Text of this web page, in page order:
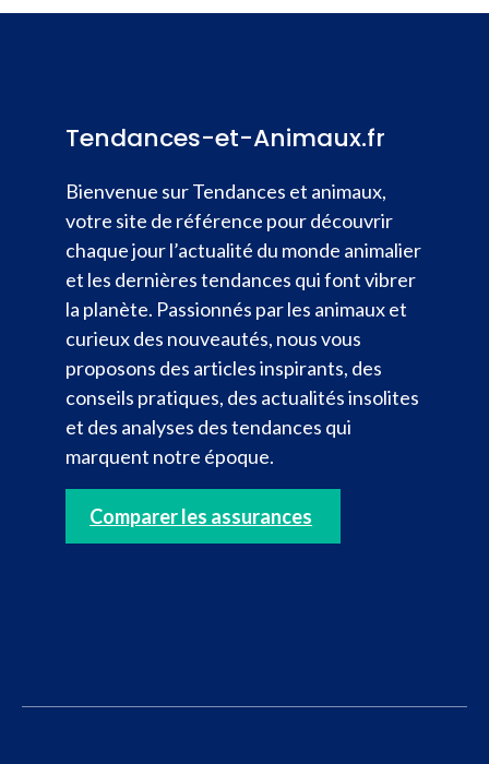
Tendances-et-Animaux.fr
Bienvenue sur Tendances et animaux,
votre site de référence pour découvrir
chaque jour l’actualité du monde animalier
et les dernières tendances qui font vibrer
la planète. Passionnés par les animaux et
curieux des nouveautés, nous vous
proposons des articles inspirants, des
conseils pratiques, des actualités insolites
et des analyses des tendances qui
marquent notre époque.
Comparer les assurances